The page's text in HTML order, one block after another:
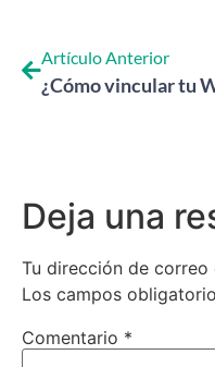
Artículo Anterior
Deja una
Tu dirección de
Los campos
Comentario *